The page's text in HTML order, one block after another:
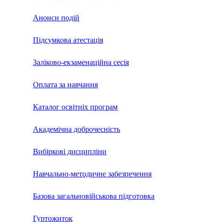
Анонси подій
Підсумкова атестація
Заліково-екзаменаційна сесія
Оплата за навчання
Каталог освітніх програм
Академічна доброчесність
Вибіркові дисципліни
Навчально-методичне забезпечення
Базова загальновійськова підготовка
Гуртожиток